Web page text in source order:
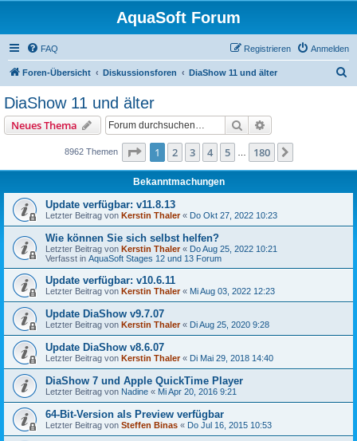
AquaSoft Forum
FAQ Anmelden
Registrieren
Foren-Übersicht Diskussionsforen DiaShow 11 und älter
DiaShow 11 und älter
Neues Thema Suche
8962 Themen Seite 1von 180
1 2 3 4 5 180
Bekanntmachungen
Update verfügbar: v11.8.13
Letzter Beitrag von Kerstin Thaler« Do Okt 27, 2022 10:23
Wie können Sie sich selbst helfen?
Letzter Beitrag von Kerstin Thaler« Do Aug 25, 2022 10:21
Verfasst in AquaSoft Stages 12 und 13 Forum
Update verfügbar: v10.6.11
Letzter Beitrag von Kerstin Thaler« Mi Aug 03, 2022 12:23
Update DiaShow v9.7.07
Letzter Beitrag von Kerstin Thaler« Di Aug 25, 2020 9:28
Update DiaShow v8.6.07
Letzter Beitrag von Kerstin Thaler« Di Mai 29, 2018 14:40
DiaShow 7 und Apple QuickTime Player
Letzter Beitrag von Nadine « Mi Apr 20, 2016 9:21
64-Bit-Version als Preview verfügbar
Letzter Beitrag von Steffen Binas « Do Jul 16, 2015 10:53